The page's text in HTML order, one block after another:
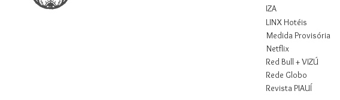
IZA
LINX Hotéis
Medida Provisória
Netflix
Red Bull + VIZÚ
Rede Globo
Revista PIAUÍ